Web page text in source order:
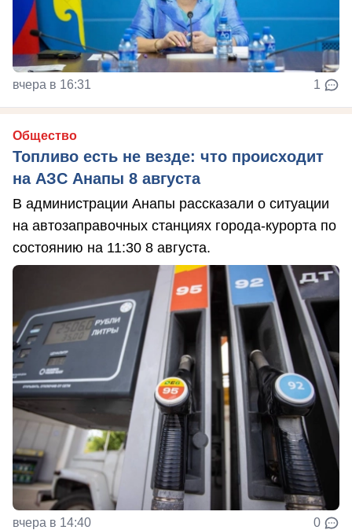
вчера в 16:31 1
Общество
Топливо есть не везде: что происходит
на АЗС Анапы 8 августа
В администрации Анапы рассказали о ситуации
на автозаправочных станциях города-курорта по
состоянию на 11:30 8 августа.
вчера в 14:40 0